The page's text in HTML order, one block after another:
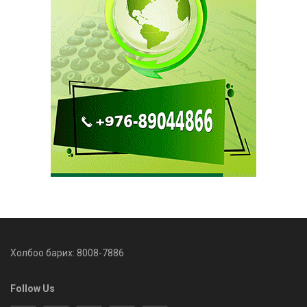
Холбоо барих: 8008-7886
Follow Us